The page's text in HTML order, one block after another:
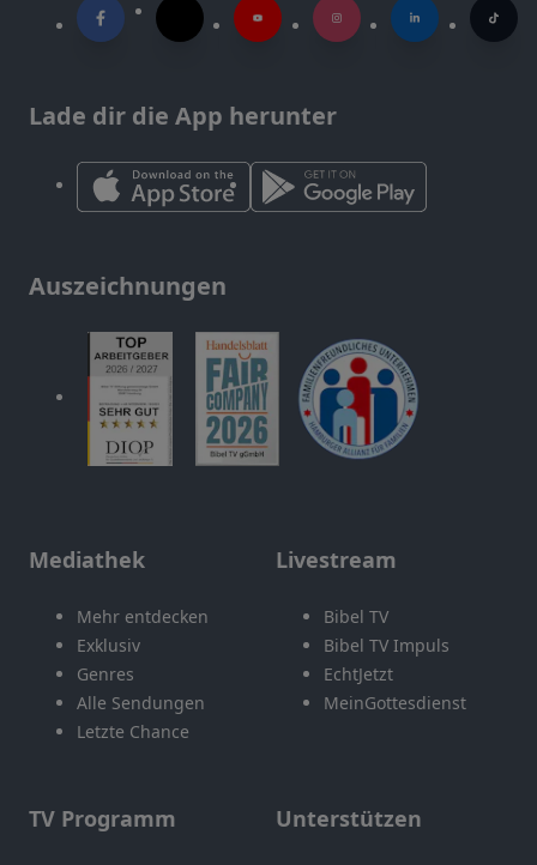
Lade dir die App herunter
Auszeichnungen
Mediathek
Mehr entdecken
Exklusiv
Genres
Alle Sendungen
Letzte Chance
Livestream
Bibel TV
Bibel TV Impuls
EchtJetzt
MeinGottesdienst
TV Programm Unterstützen